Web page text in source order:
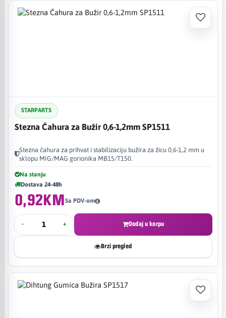
STARPARTS
Stezna Čahura za Bužir 0,6-1,2mm SP1511
Stezna čahura za prihvat i stabilizaciju bužira za žicu 0,6-1,2 mm u
sklopu MIG/MAG gorionika MB15/T150.
Na stanju
Dostava 24-48h
0,92KMSa PDV-om
- + Dodaj u korpu
Brzi pregled